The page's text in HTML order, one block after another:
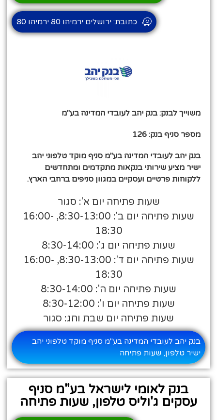
משוייך לבנק: בנק יהב לעובדי המדינה בע"מ
מספר סניף בנק: 126
בנק יהב לעובדי המדינה בע"מ סניף מוקד טלפוני יהב
ישיר מציע שירותי בנקאות מתקדמים ומתחדשים
ללקוחות פרטיים ועסקיים במגוון סניפים ברחבי הארץ.
שעות פתיחה יום א': סגור
שעות פתיחה יום ב': 8:30-13:00, 16:00-
18:30
שעות פתיחה יום ג': 8:30-14:00
שעות פתיחה יום ד': 8:30-13:00, 16:00-
18:30
שעות פתיחה יום ה': 8:30-14:00
שעות פתיחה יום ו': 8:30-12:00
שעות פתיחה יום שבת וחג: סגור
כתובת: ירושלים ירמיהו 80 ירמיהו 80
בנק יהב לעובדי המדינה בע"מ סניף מוקד טלפוני יהב
ישיר טלפון, שעות פתיחה
בנק לאומי לישראל בע"מ סניף
עסקים ג'וליס טלפון, שעות פתיחה